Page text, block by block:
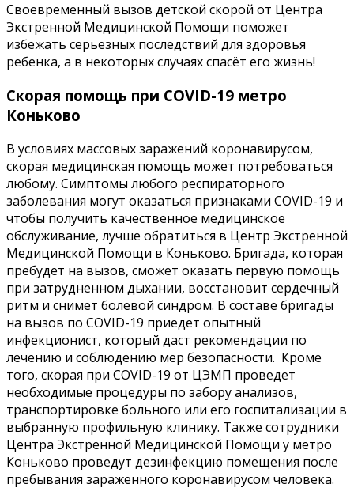
Своевременный вызов детской скорой от Центра
Экстренной Медицинской Помощи поможет
избежать серьезных последствий для здоровья
ребенка, а в некоторых случаях спасёт его жизнь!
Скорая помощь при COVID-19 метро
Коньково
В условиях массовых заражений коронавирусом,
скорая медицинская помощь может потребоваться
любому. Симптомы любого респираторного
заболевания могут оказаться признаками COVID-19 и
чтобы получить качественное медицинское
обслуживание, лучше обратиться в Центр Экстренной
Медицинской Помощи в Коньково. Бригада, которая
пребудет на вызов, сможет оказать первую помощь
при затрудненном дыхании, восстановит сердечный
ритм и снимет болевой синдром. В составе бригады
на вызов по COVID-19 приедет опытный
инфекционист, который даст рекомендации по
лечению и соблюдению мер безопасности. Кроме
того, скорая при COVID-19 от ЦЭМП проведет
необходимые процедуры по забору анализов,
транспортировке больного или его госпитализации в
выбранную профильную клинику. Также сотрудники
Центра Экстренной Медицинской Помощи у метро
Коньково проведут дезинфекцию помещения после
пребывания зараженного коронавирусом человека.